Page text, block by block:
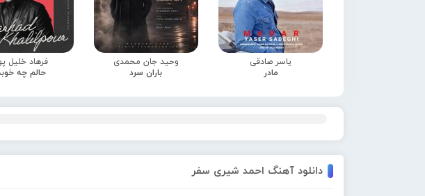
یاسر صادقی
مادر
وحید جان محمدی
باران سرد
فرهاد خلیل
حالم چه
دانلود آهنگ احمد شیری سفر